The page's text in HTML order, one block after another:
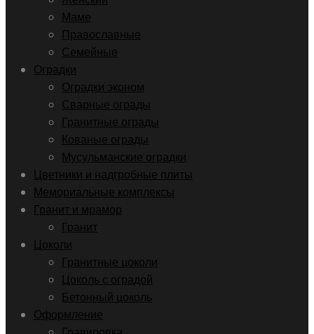
Маме
Православные
Семейные
Оградки
Оградки эконом
Сварные ограды
Гранитные ограды
Кованые ограды
Мусульманские оградки
Цветники и надгробные плиты
Мемориальные комплексы
Гранит и мрамор
Гранит
Цоколи
Гранитные цоколи
Цоколь с оградой
Бетонный цоколь
Оформление